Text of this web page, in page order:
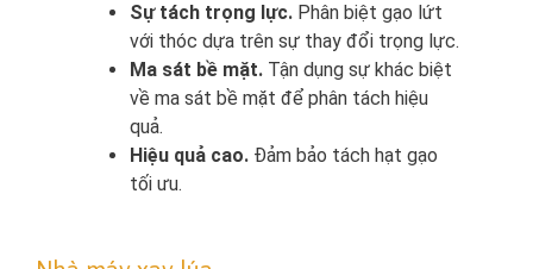
Sự tách trọng lực. Phân biệt gạo lứt
với thóc dựa trên sự thay đổi trọng lực.
Ma sát bề mặt. Tận dụng sự khác biệt
về ma sát bề mặt để phân tách hiệu
quả.
Hiệu quả cao. Đảm bảo tách hạt gạo
tối ưu.